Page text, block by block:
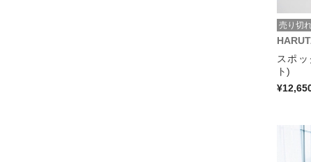
売り切
スポ
ト)